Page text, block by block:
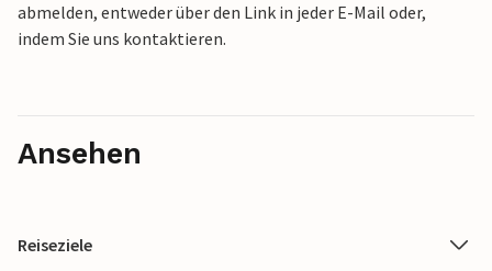
abmelden, entweder über den Link in jeder E-Mail oder,
indem Sie uns kontaktieren.
Ansehen
Reiseziele